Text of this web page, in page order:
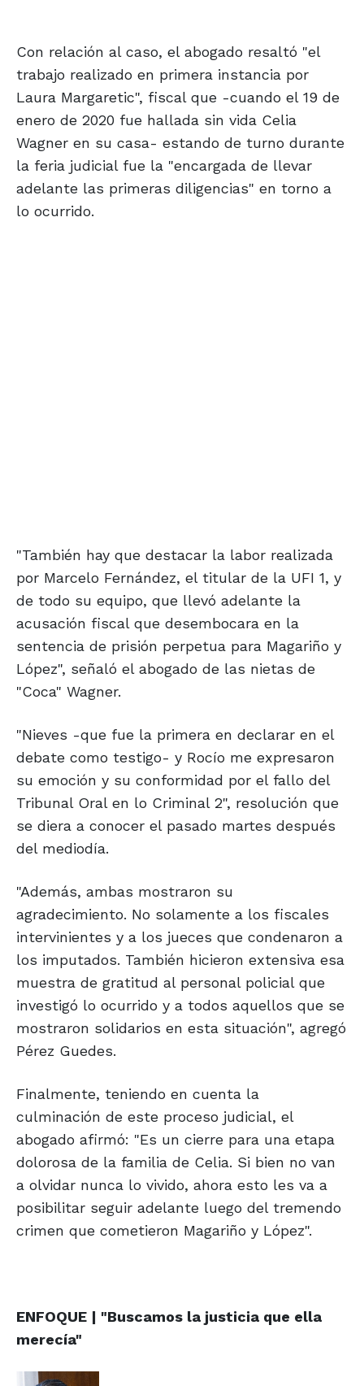
Con relación al caso, el abogado resaltó "el
trabajo realizado en primera instancia por
Laura Margaretic", fiscal que -cuando el 19 de
enero de 2020 fue hallada sin vida Celia
Wagner en su casa- estando de turno durante
la feria judicial fue la "encargada de llevar
adelante las primeras diligencias" en torno a
lo ocurrido.
"También hay que destacar la labor realizada
por Marcelo Fernández, el titular de la UFI 1, y
de todo su equipo, que llevó adelante la
acusación fiscal que desembocara en la
sentencia de prisión perpetua para Magariño y
López", señaló el abogado de las nietas de
"Coca" Wagner.
"Nieves -que fue la primera en declarar en el
debate como testigo- y Rocío me expresaron
su emoción y su conformidad por el fallo del
Tribunal Oral en lo Criminal 2", resolución que
se diera a conocer el pasado martes después
del mediodía.
"Además, ambas mostraron su
agradecimiento. No solamente a los fiscales
intervinientes y a los jueces que condenaron a
los imputados. También hicieron extensiva esa
muestra de gratitud al personal policial que
investigó lo ocurrido y a todos aquellos que se
mostraron solidarios en esta situación", agregó
Pérez Guedes.
Finalmente, teniendo en cuenta la
culminación de este proceso judicial, el
abogado afirmó: "Es un cierre para una etapa
dolorosa de la familia de Celia. Si bien no van
a olvidar nunca lo vivido, ahora esto les va a
posibilitar seguir adelante luego del tremendo
crimen que cometieron Magariño y López".
ENFOQUE | "Buscamos la justicia que ella
merecía"